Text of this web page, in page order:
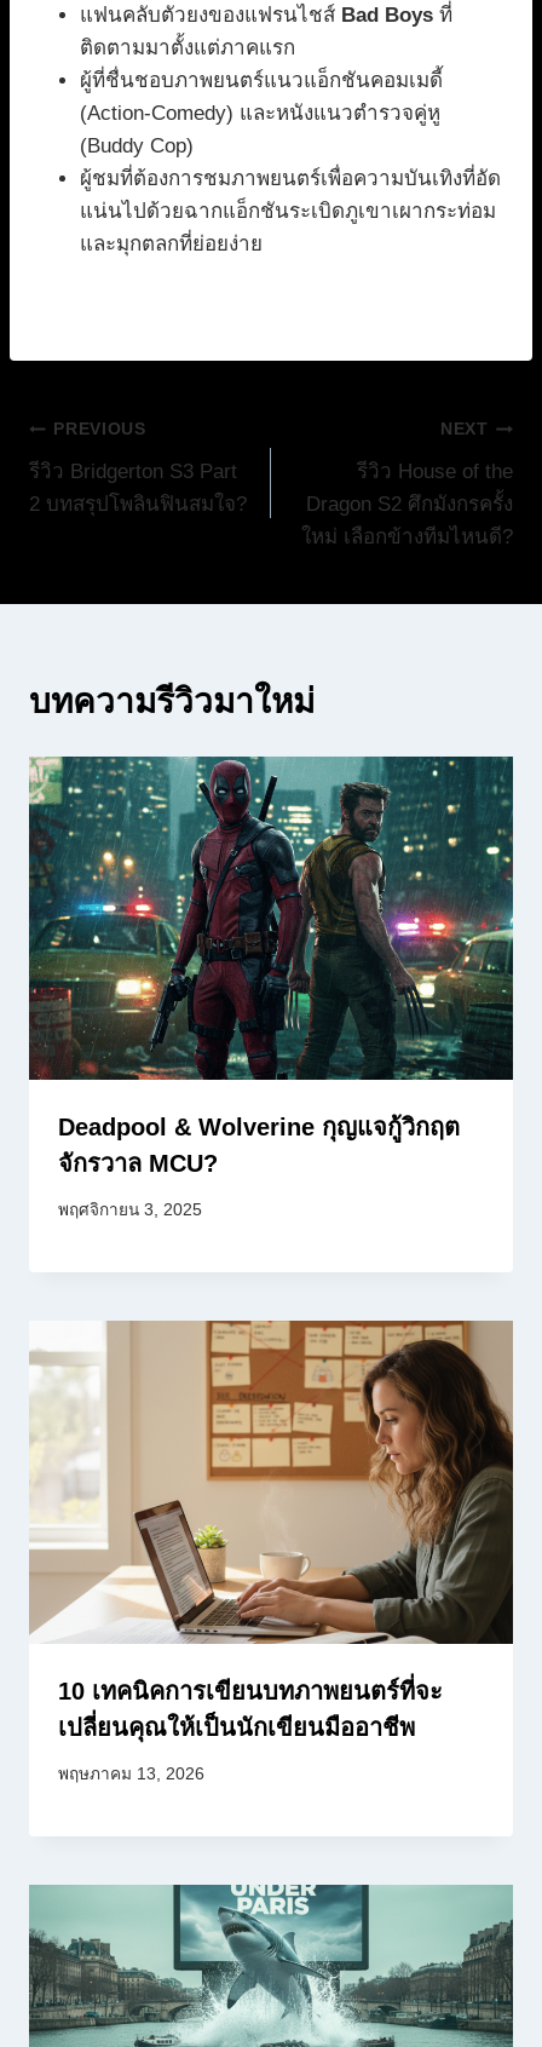
แฟนคลับตัวยงของแฟรนไชส์ Bad Boys ที่
ติดตามมาตั้งแต่ภาคแรก
ผู้ที่ชื่นชอบภาพยนตร์แนวแอ็กชันคอมเมดี้
(Action-Comedy) และหนังแนวตำรวจคู่หู
(Buddy Cop)
ผู้ชมที่ต้องการชมภาพยนตร์เพื่อความบันเทิงที่อัด
แน่นไปด้วยฉากแอ็กชันระเบิดภูเขาเผากระท่อม
และมุกตลกที่ย่อยง่าย
แนะแนว
เรื่อง
PREVIOUS
รีวิว Bridgerton S3 Part
2 บทสรุปโพลินฟินสมใจ?
NEXT
รีวิว House of the
Dragon S2 ศึกมังกรครั้ง
ใหม่ เลือกข้างทีมไหนดี?
บทความรีวิวมาใหม่
Deadpool & Wolverine กุญแจกู้วิกฤต
จักรวาล MCU?
พฤศจิกายน 3, 2025
10 เทคนิคการเขียนบทภาพยนตร์ที่จะ
เปลี่ยนคุณให้เป็นนักเขียนมืออาชีพ
พฤษภาคม 13, 2026